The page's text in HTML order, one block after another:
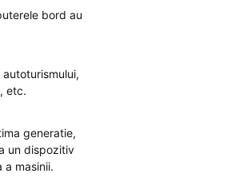
bord au
etc.
generatie,
un dispozitiv
masinii.